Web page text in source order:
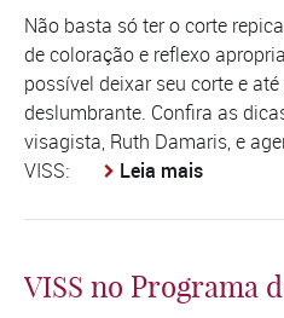
Não basta só ter o corte
de coloração e reflexo
possível deixar seu corte e
deslumbrante. Confira as
visagista, Ruth Damaris, e
VISS:
Leia mais
VISS no Programa